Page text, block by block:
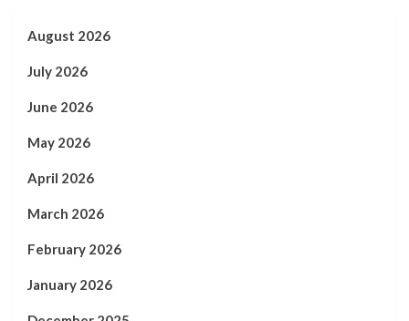
August 2026
July 2026
June 2026
May 2026
April 2026
March 2026
February 2026
January 2026